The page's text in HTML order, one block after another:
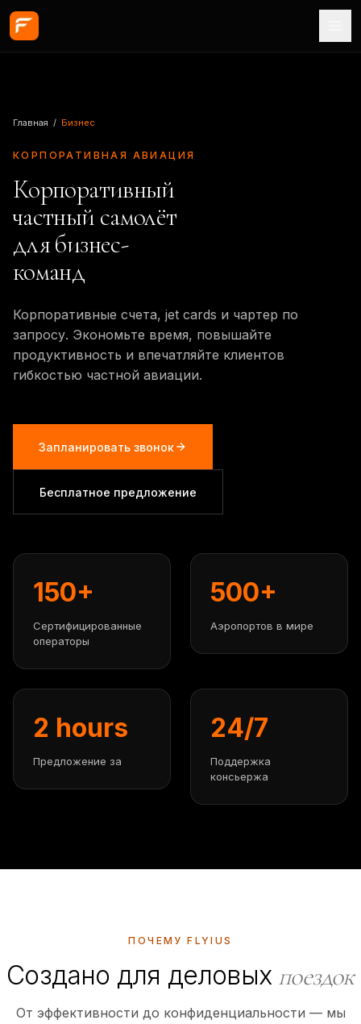
Главная / Бизнес
КОРПОРАТИВНАЯ АВИАЦИЯ
Корпоративный
частный самолёт
для бизнес-
команд
Корпоративные счета, jet cards и чартер по
запросу. Экономьте время, повышайте
продуктивность и впечатляйте клиентов
гибкостью частной авиации.
Запланировать звонок
Бесплатное предложение
150+
Сертифицированные
операторы
500+
Аэропортов в мире
2 hours
Предложение за
24/7
Поддержка
консьержа
ПОЧЕМУ FLYIUS
Создано для деловых поездок
От эффективности до конфиденциальности — мы